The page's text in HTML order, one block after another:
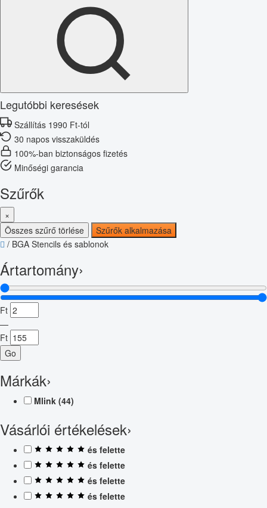
Legutóbbi keresések
Szállítás 1990 Ft-tól
30 napos visszaküldés
100%-ban biztonságos fizetés
Minőségi garancia
Szűrők
×
Összes szűrő törlése
Szűrők alkalmazása
/ BGA Stencils és sablonok
Ártartomány›
Ft
—
Ft
Go
Márkák›
Mlink (44)
Vásárlói értékelések›
és felette
és felette
és felette
és felette